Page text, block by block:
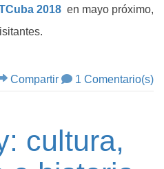
2018 en mayo próximo,
Compartir 1 Comentario(s)
cultura,